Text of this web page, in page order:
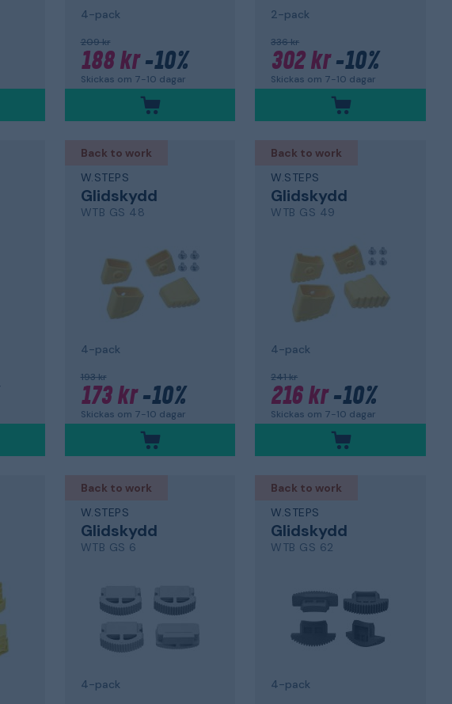
4-pack
209 kr
188 kr-10%
Skickas om 7-10 dagar
2-pack
336 kr
302 kr-10%
Skickas om 7-10 dagar
Back to work
W.STEPS
Glidskydd
WTB GS 48
4-pack
193 kr
173 kr-10%
Skickas om 7-10 dagar
Back to work
W.STEPS
Glidskydd
WTB GS 49
4-pack
241 kr
216 kr-10%
Skickas om 7-10 dagar
Back to work
W.STEPS
Glidskydd
WTB GS 6
4-pack
Back to work
W.STEPS
Glidskydd
WTB GS 62
4-pack